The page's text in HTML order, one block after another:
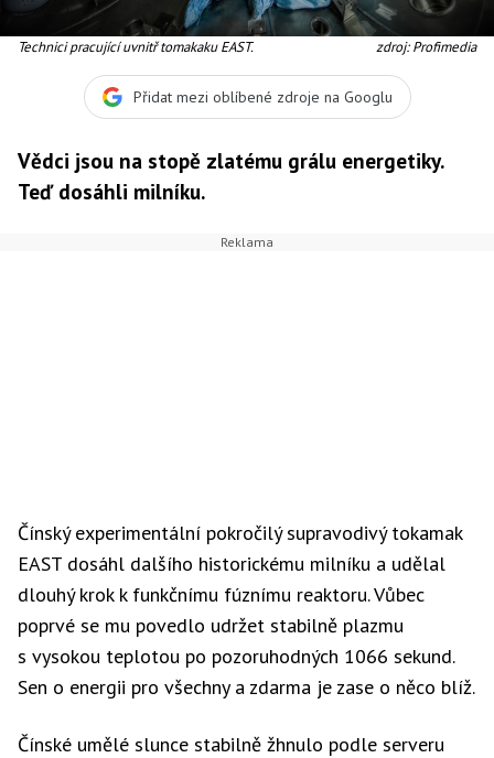
Technici pracující uvnitř tomakaku EAST. zdroj: Profimedia
Přidat mezi oblíbené zdroje na Googlu
Vědci jsou na stopě zlatému grálu energetiky.
Teď dosáhli milníku.
Čínský experimentální pokročilý supravodivý tokamak
EAST dosáhl dalšího historickému milníku a udělal
dlouhý krok k funkčnímu fúznímu reaktoru. Vůbec
poprvé se mu povedlo udržet stabilně plazmu
s vysokou teplotou po pozoruhodných 1066 sekund.
Sen o energii pro všechny a zdarma je zase o něco blíž.
Čínské umělé slunce stabilně žhnulo podle serveru